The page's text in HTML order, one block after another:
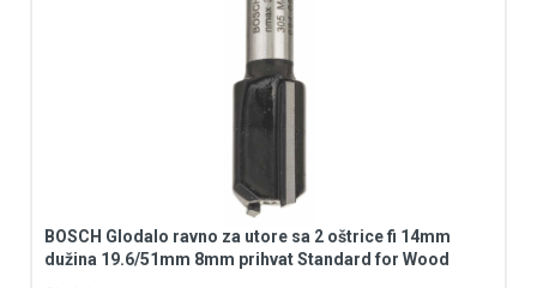
BOSCH Glodalo ravno za utore sa 2 oštrice fi 14mm
dužina 19.6/51mm 8mm prihvat Standard for Wood